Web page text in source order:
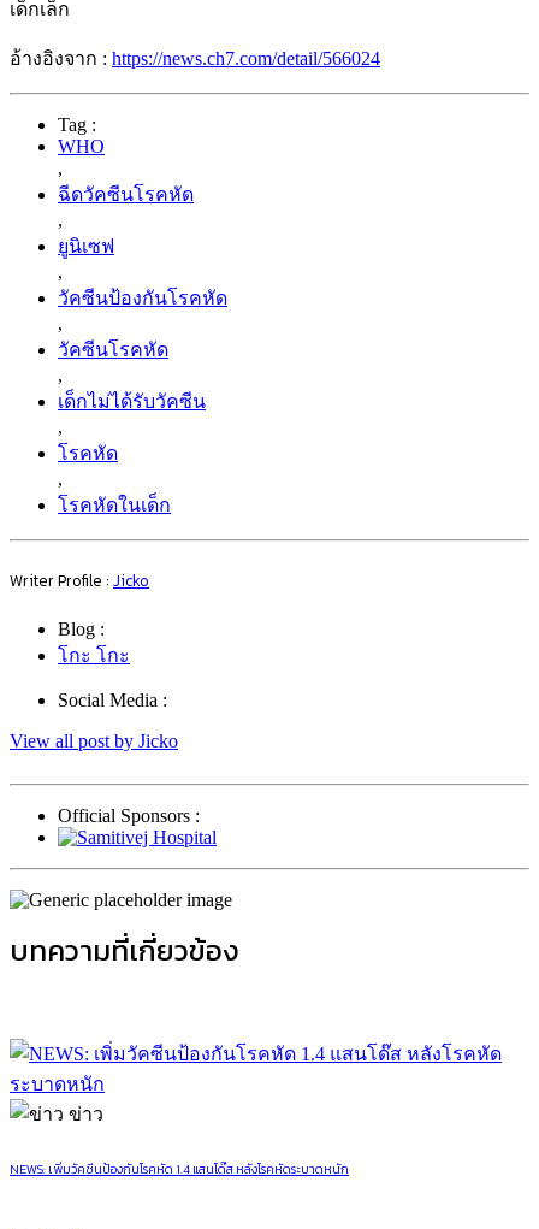
เด็กเล็ก
อ้างอิงจาก : https://news.ch7.com/detail/566024
Tag :
WHO
,
ฉีดวัคซีนโรคหัด
,
ยูนิเซฟ
,
วัคซีนป้องกันโรคหัด
,
วัคซีนโรคหัด
,
เด็กไม่ได้รับวัคซีน
,
โรคหัด
,
โรคหัดในเด็ก
Writer Profile : Jicko
Blog :
โกะ โกะ
Social Media :
View all post by Jicko
Official Sponsors :
บทความที่เกี่ยวข้อง
ข่าว
NEWS: เพิ่มวัคซีนป้องกันโรคหัด 1.4 แสนโด๊ส หลังโรคหัดระบาดหนัก